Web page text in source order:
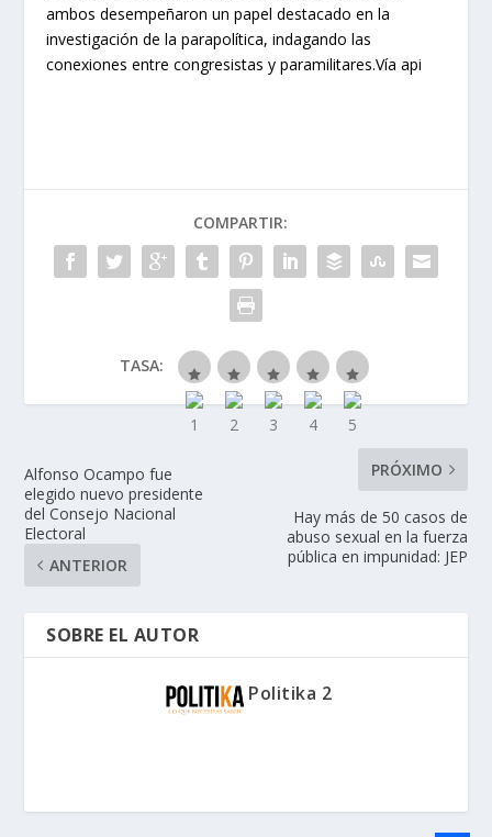
ambos desempeñaron un papel destacado en la
investigación de la parapolítica, indagando las
conexiones entre congresistas y paramilitares.Vía api
COMPARTIR:
TASA:
Alfonso Ocampo fue
elegido nuevo presidente
del Consejo Nacional
Electoral
ANTERIOR
PRÓXIMO
Hay más de 50 casos de
abuso sexual en la fuerza
pública en impunidad: JEP
SOBRE EL AUTOR
Politika 2